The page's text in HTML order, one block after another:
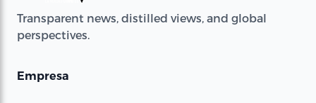
Transparent news, distilled views, and global
perspectives.
Empresa